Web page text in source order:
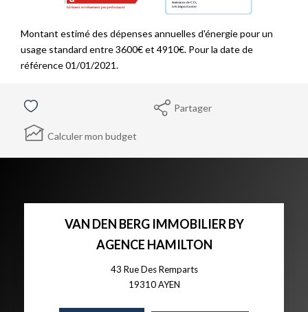
Montant estimé des dépenses annuelles d'énergie pour un
usage standard entre 3600€ et 4910€. Pour la date de
référence 01/01/2021.
Partager
Calculer mon budget
VAN DEN BERG IMMOBILIER BY
AGENCE HAMILTON
43 Rue Des Remparts
19310AYEN